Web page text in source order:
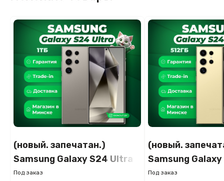
(новый. запечатан.)
Samsung Galaxy S24 Ultra
SM-S928B 1 TB (титановый
Под заказ
(новый.
Samsung
SM-S928B
Под заказ